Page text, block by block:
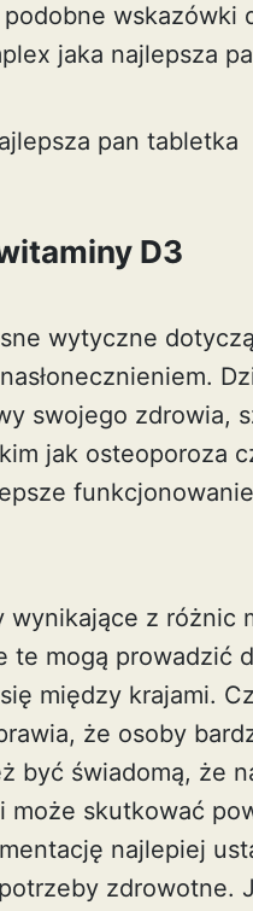
wskazówki
jaka najlepsza
pan tabletka
D3
wytyczne
swojego zdrowia,
jak osteoporoza
z różnic
te mogą prowadzić
między krajami.
że osoby
być świadomą, że
skutkować
najlepiej
zdrowotne.